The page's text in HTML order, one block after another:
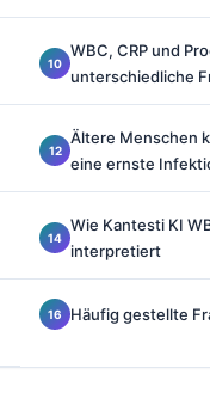
WBC, CRP und
unterschiedliche
Ältere Menschen
eine ernste
Wie Kantesti KI
interpretiert
Häufig gestellte